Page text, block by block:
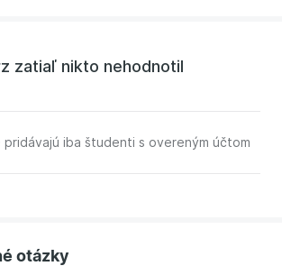
és többezer embernek segítette már,
az Excellel, és hatékonyabban
zatiaľ nikto nehodnotil
iba študenti s overeným účtom
otázky